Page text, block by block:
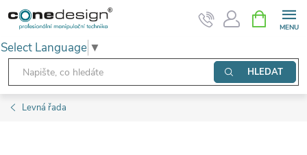
Přejít
obsah
Select Language ▼
HLEDAT
NÁKUPNÍ
KOŠÍK
Levná řada